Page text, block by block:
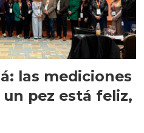
las mediciones
pez está feliz,